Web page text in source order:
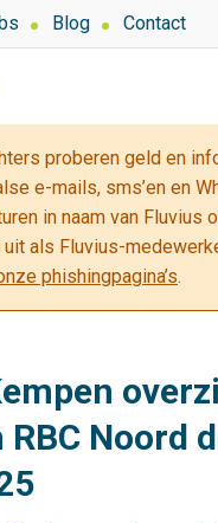
Blog Contact
proberen geld en
e-mails, sms’en en
in naam van Fluvius
als Fluvius-
phishingpagina’s.
Noord